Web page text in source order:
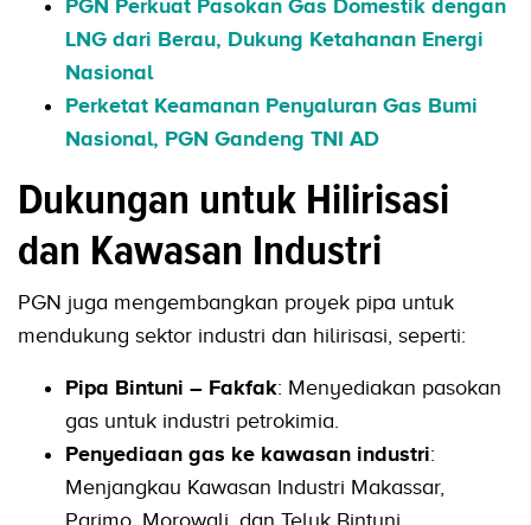
PGN Perkuat Pasokan Gas Domestik dengan
LNG dari Berau, Dukung Ketahanan Energi
Nasional
Perketat Keamanan Penyaluran Gas Bumi
Nasional, PGN Gandeng TNI AD
Dukungan untuk Hilirisasi
dan Kawasan Industri
PGN juga mengembangkan proyek pipa untuk
mendukung sektor industri dan hilirisasi, seperti:
Pipa Bintuni – Fakfak: Menyediakan pasokan
gas untuk industri petrokimia.
Penyediaan gas ke kawasan industri:
Menjangkau Kawasan Industri Makassar,